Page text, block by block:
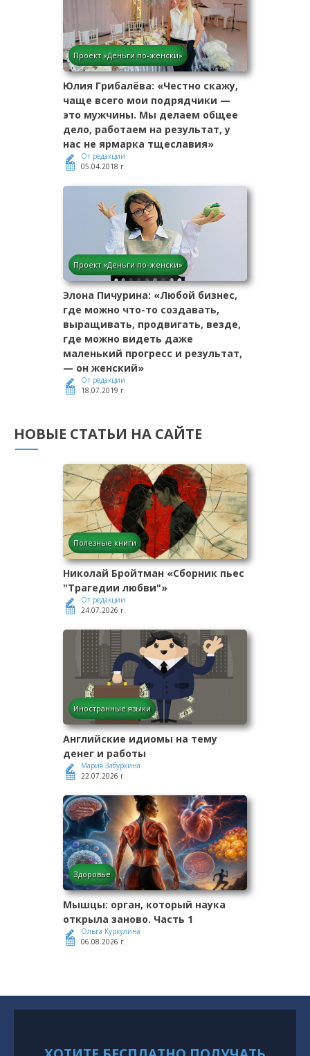
Проект «Деньги по-женски»
Юлия Грибалёва: «Честно скажу,
чаще всего мои подрядчики —
это мужчины. Мы делаем общее
дело, работаем на результат, у
нас не ярмарка тщеславия»
От редакции
05.04.2018 г.
Проект «Деньги по-женски»
Элона Пичурина: «Любой бизнес,
где можно что-то создавать,
выращивать, продвигать, везде,
где можно видеть даже
маленький прогресс и результат,
— он женский»
От редакции
18.07.2019 г.
НОВЫЕ СТАТЬИ НА САЙТЕ
Полезные книги
Николай Бройтман «Сборник пьес
"Трагедии любви"»
От редакции
24.07.2026 г.
Иностранные языки
Английские идиомы на тему
денег и работы
Мария Забуркина
22.07.2026 г.
Здоровье
Мышцы: орган, который наука
открыла заново. Часть 1
Ольга Куркулина
06.08.2026 г.